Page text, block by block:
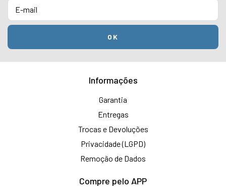
Informações
Garantia
Entregas
Trocas e Devoluções
Privacidade (LGPD)
Remoção de Dados
Compre pelo APP